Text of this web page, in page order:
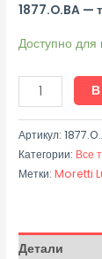
1877.O.BA —
Доступно для
Артикул:
Категории: Все
Метки:Moretti
Детали